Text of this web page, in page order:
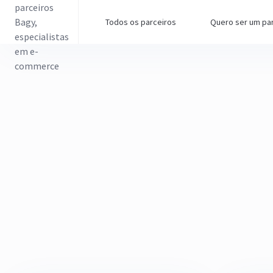
Todos os parceiros Quero ser um